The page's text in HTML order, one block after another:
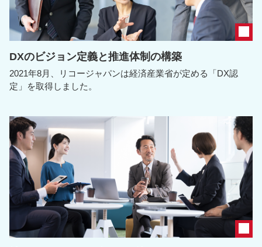
DXのビジョン定義と推進体制の構築
2021年8月、リコージャパンは経済産業省が定める「DX認
定」を取得しました。